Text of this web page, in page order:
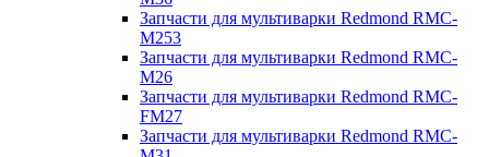
Запчасти для мультиварки Redmond RMC-
M253
Запчасти для мультиварки Redmond RMC-
M26
Запчасти для мультиварки Redmond RMC-
FM27
Запчасти для мультиварки Redmond RMC-